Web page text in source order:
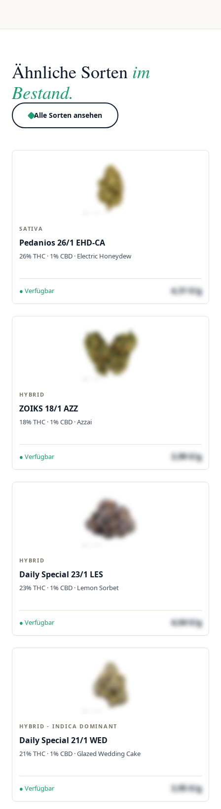
Ähnliche Sorten im
Bestand.
Alle Sorten ansehen
SATIVA
Pedanios 26/1 EHD-CA
26% THC · 1% CBD · Electric Honeydew
● Verfügbar 4,31 €/g
HYBRID
ZOIKS 18/1 AZZ
18% THC · 1% CBD · Azzai
● Verfügbar 3,99 €/g
HYBRID
Daily Special 23/1 LES
23% THC · 1% CBD · Lemon Sorbet
● Verfügbar 4,04 €/g
HYBRID - INDICA DOMINANT
Daily Special 21/1 WED
21% THC · 1% CBD · Glazed Wedding Cake
● Verfügbar 3,95 €/g